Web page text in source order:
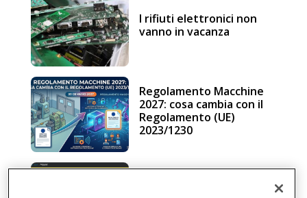
I rifiuti elettronici non
vanno in vacanza
Regolamento Macchine
2027: cosa cambia con il
Regolamento (UE)
2023/1230